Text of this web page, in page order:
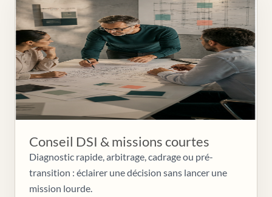
Conseil DSI & missions courtes
Diagnostic rapide, arbitrage, cadrage ou pré-
transition : éclairer une décision sans lancer une
mission lourde.